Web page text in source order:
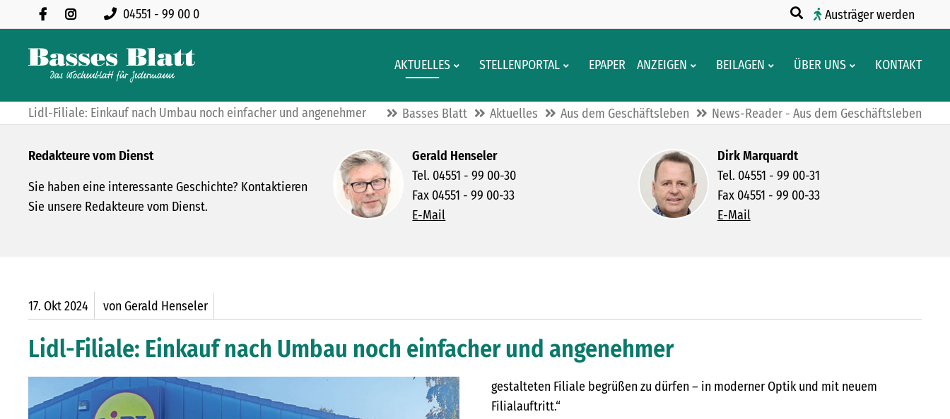
04551 - 99 00 0 Austräger werden
AKTUELLES STELLENPORTAL EPAPER ANZEIGEN BEILAGEN ÜBER UNS KONTAKT
Lidl-Filiale: Einkauf nach Umbau noch einfacher und angenehmer Basses Blatt Aktuelles Aus dem Geschäftsleben News-Reader - Aus dem Geschäftsleben
Redakteure vom Dienst
Sie haben eine interessante Geschichte? Kontaktieren
Sie unsere Redakteure vom Dienst.
Gerald Henseler
Tel. 04551 - 99 00-30
Fax 04551 - 99 00-33
E-Mail
Dirk Marquardt
Tel. 04551 - 99 00-31
Fax 04551 - 99 00-33
E-Mail
17. Okt2024 von Gerald Henseler
Lidl-Filiale: Einkauf nach Umbau noch einfacher und angenehmer
gestalteten Filiale begrüßen zu dürfen – in moderner Optik und mit neuem
Filialauftritt.“